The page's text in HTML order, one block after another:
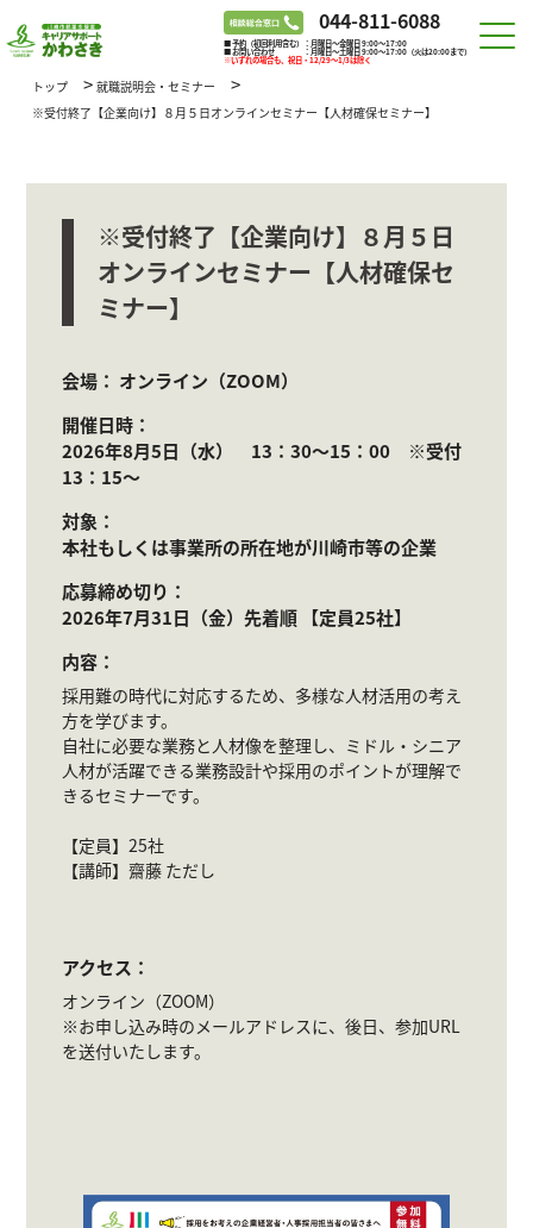
044-811-6088
■ 予約（初回利用含む）：月曜日～金曜日 9:00～17:00
■ お問い合わせ ：月曜日～土曜日 9:00～17:00（火は20:00まで）
※いずれの場合も、祝日・12/29～1/3は除く
トップ >就職説明会・セミナー >
※受付終了【企業向け】８月５日オンラインセミナー【人材確保セミナー】
※受付終了【企業向け】８月５日
オンラインセミナー【人材確保セ
ミナー】
会場： オンライン（ZOOM）
開催日時：
2026年8月5日（水） 13：30～15：00 ※受付
13：15～
対象：
本社もしくは事業所の所在地が川崎市等の企業
応募締め切り：
2026年7月31日（金）先着順 【定員25社】
内容：
採用難の時代に対応するため、多様な人材活用の考え
方を学びます。
自社に必要な業務と人材像を整理し、ミドル・シニア
人材が活躍できる業務設計や採用のポイントが理解で
きるセミナーです。
【定員】25社
【講師】齋藤 ただし
アクセス：
オンライン（ZOOM）
※お申し込み時のメールアドレスに、後日、参加URL
を送付いたします。